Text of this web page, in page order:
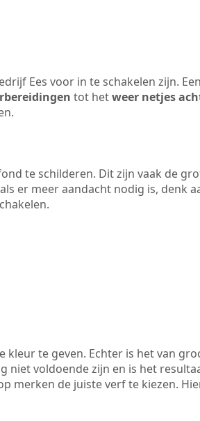
Ees voor in te schakelen zijn.
tot hetweer netjes
te schilderen. Dit zijn vaak de
er meer aandacht nodig is, denk
kleur te geven. Echter is het van
niet voldoende zijn en is het
merken de juiste verf te kiezen.